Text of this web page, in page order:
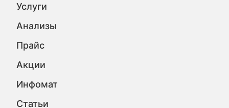
Услуги
Анализы
Прайс
Акции
Инфомат
Статьи